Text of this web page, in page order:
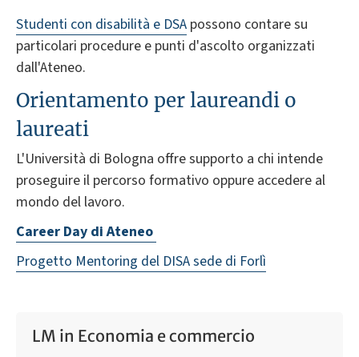
Studenti con disabilità e DSA possono contare su
particolari procedure e punti d'ascolto organizzati
dall'Ateneo.
Orientamento per laureandi o
laureati
L'Università di Bologna offre supporto a chi intende
proseguire il percorso formativo oppure accedere al
mondo del lavoro.
Career Day di Ateneo
Progetto Mentoring del DISA sede di Forlì
LM in Economia e commercio